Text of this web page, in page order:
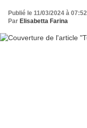
Publié le 11/03/2024 à 07:52
Par Elisabetta Farina